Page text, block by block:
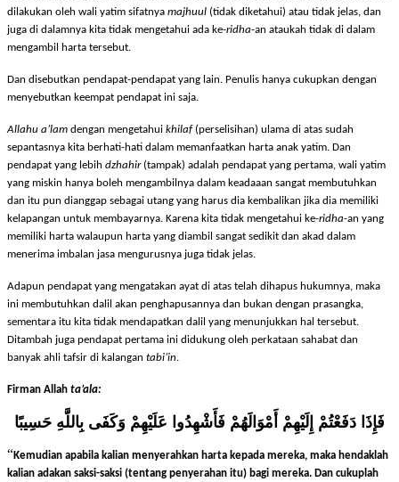
tidak bisa menentukan besar imbalan atas jasa yang dia lakukan, karena jasa yang
dilakukan oleh wali yatim sifatnyamajhuul (tidak diketahui) atau tidak jelas, dan
juga di dalamnya kita tidak mengetahui ada ke-
Dan disebutkan pendapat-pendapat yang lain. Penulis hanya cukupkan dengan
Allahu a’lam dengan mengetahuikhilaf(perselisihan) ulama di atas sudah
sepantasnya kita berhati-hati dalam memanfaatkan harta anak yatim. Dan
pendapat yang lebihdzhahir(tampak) adalah pendapat yang pertama, wali yatim
yang miskin hanya boleh mengambilnya dalam keadaaan sangat membutuhkan
dan itu pun dianggap sebagai utang yang harus dia kembalikan jika dia memiliki
kelapangan untuk membayarnya. Karena kita tidak mengetahui ke-ridha-an yang
memiliki harta walaupun harta yang diambil sangat sedikit dan akad dalam
Adapun pendapat yang mengatakan ayat di atas telah dihapus hukumnya, maka
ini membutuhkan dalil akan penghapusannya dan bukan dengan prasangka,
sementara itu kita tidak mendapatkan dalil yang menunjukkan hal tersebut.
Ditambah juga pendapat pertama ini didukung oleh perkataan sahabat dan
Firman Allah
فَإِذَا دَفَعْتُمْ إِلَيْهِمْ أَمْوَالَهُمْ فَأَشْهِدُوا عَلَيْهِمْ وَكَفَى بِاللَّهِ حَسِيبًا
“Kemudian apabila kalian menyerahkan harta kepada mereka, maka hendaklah